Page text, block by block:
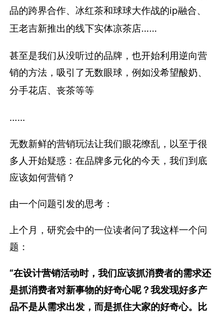
品的跨界合作、冰红茶和球球大作战的ip融合、
王老吉新推出的线下实体凉茶店……
甚至是我们从没听过的品牌，也开始利用逆向营
销的方法，吸引了无数眼球，例如没希望酸奶、
分手花店、丧茶等等
……
无数新鲜的营销玩法让我们眼花缭乱，以至于很
多人开始疑惑：在品牌多元化的今天，我们到底
应该如何营销？
由一个问题引发的思考：
上个月，研究会中的一位读者问了我这样一个问
题：
“在设计营销活动时，我们应该抓消费者的需求还
是抓消费者对新事物的好奇心呢？我发现好多产
品不是从需求出发，而是抓住大家的好奇心。比